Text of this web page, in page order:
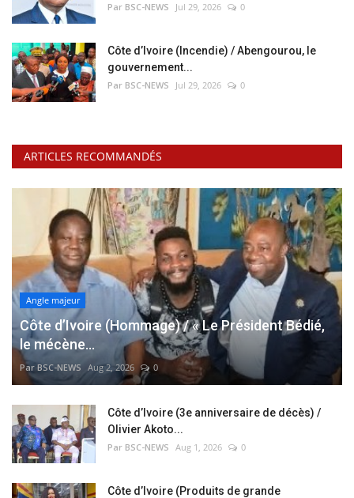
Par BSC-NEWS Jul 29, 2026 0
Côte d’Ivoire (Incendie) / Abengourou, le
gouvernement...
Par BSC-NEWS Jul 29, 2026 0
ARTICLES RECOMMANDÉS
Angle majeur
Côte d’Ivoire (Hommage) / « Le Président Bédié,
le mécène...
Par BSC-NEWS Aug 2, 2026 0
Côte d’Ivoire (3e anniversaire de décès) /
Olivier Akoto...
Par BSC-NEWS Aug 1, 2026 0
Côte d’Ivoire (Produits de grande